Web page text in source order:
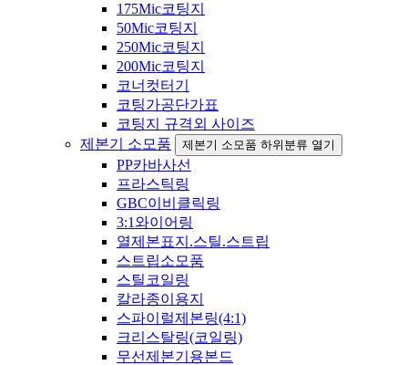
175Mic코팅지
50Mic코팅지
250Mic코팅지
200Mic코팅지
코너컷터기
코팅가공단가표
코팅지 규격외 사이즈
제본기 소모품
제본기 소모품 하위분류 열기
PP카바사선
프라스틱링
GBC이비클릭링
3:1와이어링
열제본표지.스틸.스트립
스트립소모품
스틸코일링
칼라종이용지
스파이럴제본링(4:1)
크리스탈링(코일링)
무선제본기용본드